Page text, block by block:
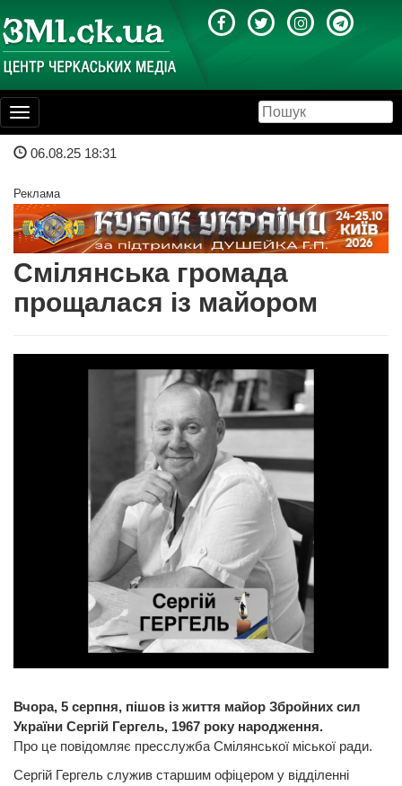
Toggle
navigation
06.08.25 18:31
Реклама
Смілянська громада
прощалася із майором
Вчора, 5 серпня, пішов із життя майор Збройних сил
України Сергій Гергель, 1967 року народження.
Про це повідомляє пресслужба Смілянської міської ради.
Сергій Гергель служив старшим офіцером у відділенні